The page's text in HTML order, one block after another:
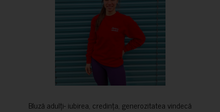
Bluză adulți- iubirea, credința, generozitatea vindecă